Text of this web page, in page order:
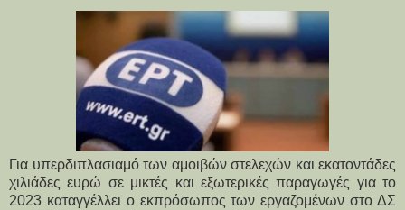
Για υπερδιπλασιαμό των αμοιβών στελεχών και εκατοντάδες
χιλιάδες ευρώ σε μικτές και εξωτερικές παραγωγές για το
2023 καταγγέλλει ο εκπρόσωπος των εργαζομένων στο ΔΣ